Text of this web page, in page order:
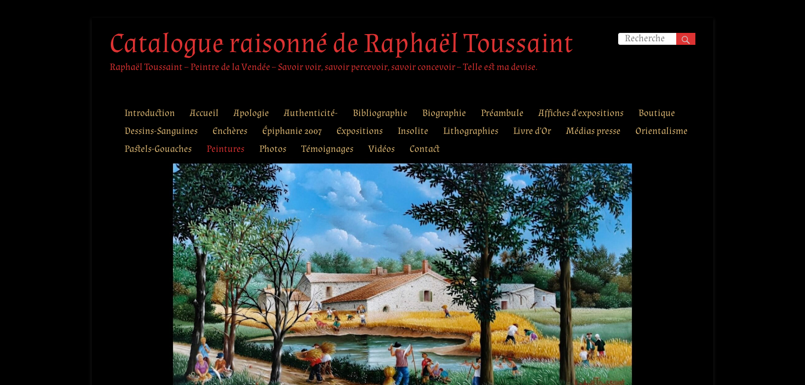
contenuCatalogue raisonné de Raphaël Toussaint
Raphaël Toussaint – Peintre de la Vendée – Savoir voir, savoir percevoir, savoir concevoir – Telle est ma devise.
Introduction Accueil Apologie Authenticité- Bibliographie Biographie Préambule Affiches d’expositions
Boutique
Dessins-Sanguines
Enchères Épiphanie 2007 Expositions Insolite Lithographies Livre d’Or Médias presse
Orientalisme
Pastels-Gouaches
Peintures Photos Témoignages Vidéos Contact